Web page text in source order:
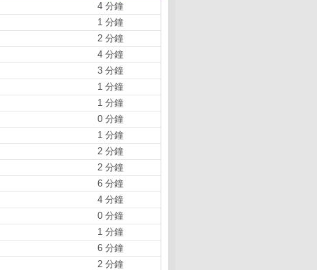
4 分鐘
1 分鐘
2 分鐘
4 分鐘
3 分鐘
1 分鐘
1 分鐘
0 分鐘
1 分鐘
2 分鐘
2 分鐘
6 分鐘
4 分鐘
0 分鐘
1 分鐘
6 分鐘
2 分鐘